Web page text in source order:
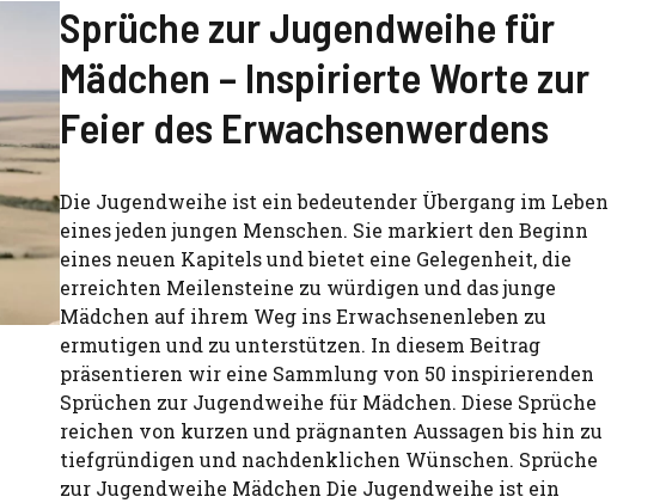
Sprüche zur Jugendweihe für
Mädchen – Inspirierte Worte zur
Feier des Erwachsenwerdens
Die Jugendweihe ist ein bedeutender Übergang im Leben
eines jeden jungen Menschen. Sie markiert den Beginn
eines neuen Kapitels und bietet eine Gelegenheit, die
erreichten Meilensteine zu würdigen und das junge
Mädchen auf ihrem Weg ins Erwachsenenleben zu
ermutigen und zu unterstützen. In diesem Beitrag
präsentieren wir eine Sammlung von 50 inspirierenden
Sprüchen zur Jugendweihe für Mädchen. Diese Sprüche
reichen von kurzen und prägnanten Aussagen bis hin zu
tiefgründigen und nachdenklichen Wünschen. Sprüche
zur Jugendweihe Mädchen Die Jugendweihe ist ein